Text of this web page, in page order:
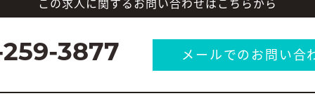
この求人に関するお問い合わせはこちらから
3877 メールでのお問い合